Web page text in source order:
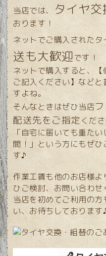
当店では、 タイヤ
おります！
ネットでご購入された
送も大歓迎です！
ネットで購入すると、
ご記入ください】など
すよね。
そんなときはぜひ当店
配送先をご指定 くだ
「自宅に届いても重た
間！」という方にもぜ
す♪
作業工賃も他のお店様
ひご検討、お問い合わせ
当店を初めてご利用の
い、お待ちしております